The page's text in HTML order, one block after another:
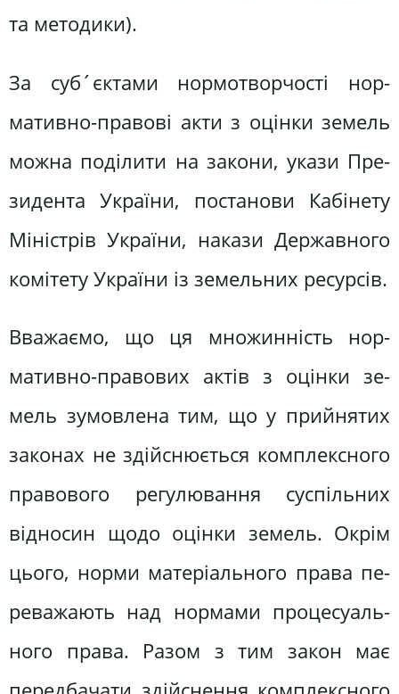
та методики).
За суб´єктами нормотворчості нор­
мативно-правові акти з оцінки земель
можна поділити на закони, укази Пре­
зидента України, постанови Кабінету
Міністрів України, накази Державно­го
комітету України із земельних ре­сурсів.
Вважаємо, що ця множинність нор­
мативно-правових актів з оцінки зе­
мель зумовлена тим, що у прийнятих
законах не здійснюється комплексно­го
правового регулювання суспільних
відносин щодо оцінки земель. Окрім
цього, норми матеріального права пе­
реважають над нормами процесуаль­
ного права. Разом з тим закон має